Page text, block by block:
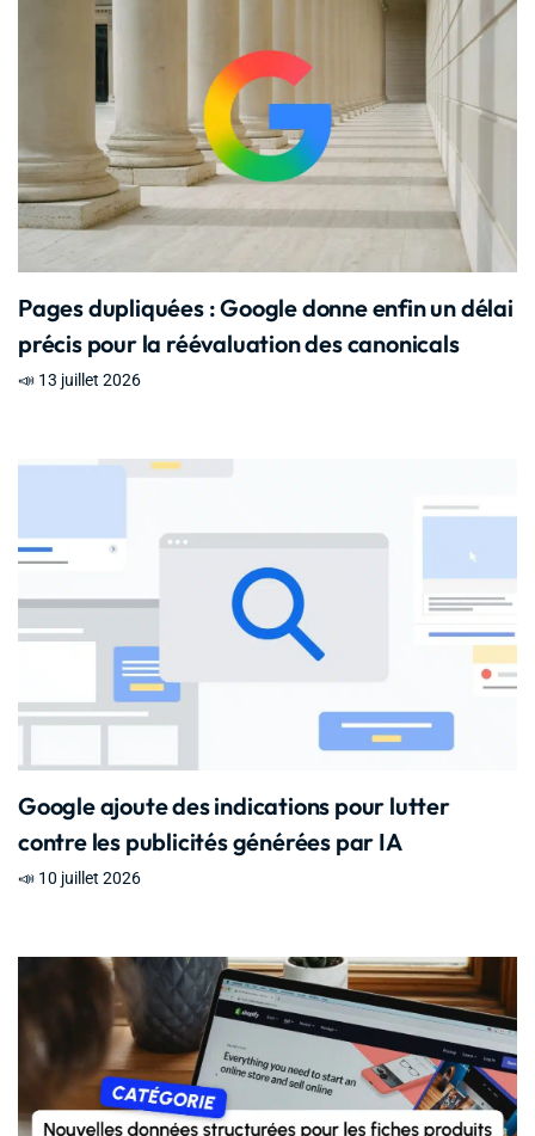
Pages dupliquées : Google donne enfin un délai
précis pour la réévaluation des canonicals
📣 13 juillet 2026
Google ajoute des indications pour lutter
contre les publicités générées par IA
📣 10 juillet 2026